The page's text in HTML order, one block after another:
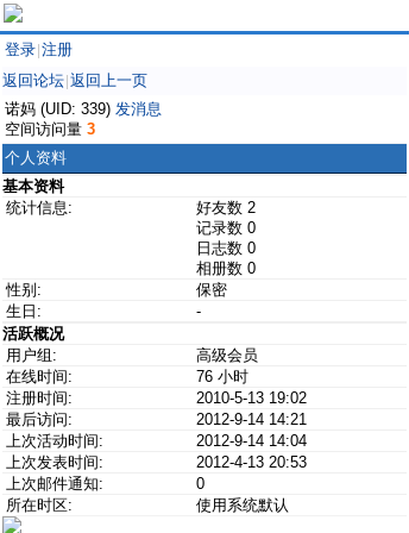
登录 注册
返回论坛 返回上一页
诺妈 (UID: 339) 发消息
空间访问量 3
个人资料
基本资料
统计信息:
好友数 2
记录数 0
日志数 0
相册数 0
性别:
保密
生日:
-
活跃概况
用户组:
高级会员
在线时间:
76 小时
注册时间:
2010-5-13 19:02
最后访问:
2012-9-14 14:21
上次活动时间:
2012-9-14 14:04
上次发表时间:
2012-4-13 20:53
上次邮件通知:
0
所在时区:
使用系统默认